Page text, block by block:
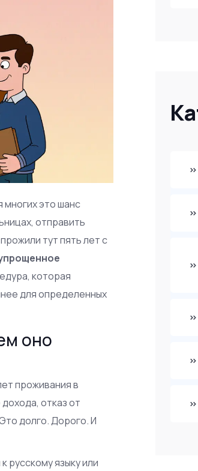
многих это шанс
отправить
тут пять лет с
которая
для определенных
оно
проживания в
отказ от
долго. Дорого. И
русскому языку или